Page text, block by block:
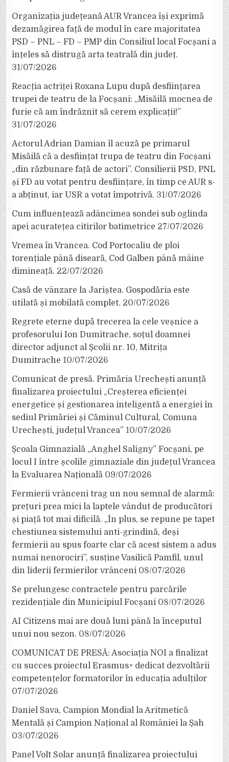
Organizația județeană AUR Vrancea își exprimă
dezamăgirea față de modul în care majoritatea
PSD – PNL – FD – PMP din Consiliul local Focșani a
înțeles să distrugă arta teatrală din județ.
31/07/2026
Reacția actriței Roxana Lupu după desființarea
trupei de teatru de la Focșani: „Misăilă mocnea de
furie că am îndrăznit să cerem explicații!”
31/07/2026
Actorul Adrian Damian îl acuză pe primarul
Misăilă că a desființat trupa de teatru din Focșani
„din răzbunare față de actori”. Consilierii PSD, PNL
și FD au votat pentru desființare, în timp ce AUR s-
a abținut, iar USR a votat împotrivă. 31/07/2026
Cum influențează adâncimea sondei sub oglinda
apei acuratețea citirilor batimetrice 27/07/2026
Vremea în Vrancea. Cod Portocaliu de ploi
torențiale până diseară, Cod Galben până mâine
dimineață. 22/07/2026
Casă de vânzare la Jariștea. Gospodăria este
utilată și mobilată complet. 20/07/2026
Regrete eterne după trecerea la cele veșnice a
profesorului Ion Dumitrache, soțul doamnei
director adjunct al Școlii nr. 10, Mitrița
Dumitrache 10/07/2026
Comunicat de presă. Primăria Urechești anunță
finalizarea proiectului „Creșterea eficienței
energetice și gestionarea inteligentă a energiei în
sediul Primăriei și Căminul Cultural, Comuna
Urechești, județul Vrancea” 10/07/2026
Școala Gimnazială „Anghel Saligny” Focșani, pe
locul I între școlile gimnaziale din județul Vrancea
la Evaluarea Națională 09/07/2026
Fermierii vrânceni trag un nou semnal de alarmă:
prețuri prea mici la laptele vândut de producători
și piață tot mai dificilă. „În plus, se repune pe tapet
chestiunea sistemului anti-grindină, deși
fermierii au spus foarte clar că acest sistem a adus
numai nenorociri”, susține Vasilică Pamfil, unul
din liderii fermierilor vrânceni 08/07/2026
Se prelungesc contractele pentru parcările
rezidențiale din Municipiul Focșani 08/07/2026
AI Citizens mai are două luni până la începutul
unui nou sezon. 08/07/2026
COMUNICAT DE PRESĂ: Asociația NOI a finalizat
cu succes proiectul Erasmus+ dedicat dezvoltării
competențelor formatorilor în educația adulților
07/07/2026
Daniel Sava, Campion Mondial la Aritmetică
Mentală și Campion Național al României la Șah
03/07/2026
Panel Volt Solar anunță finalizarea proiectului